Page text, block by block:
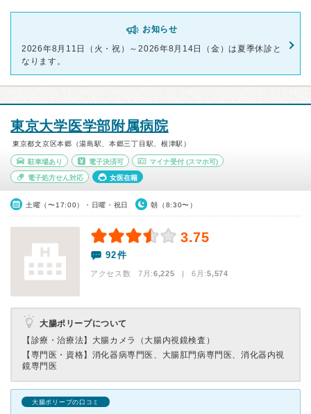
お知らせ
2026年8月11日（火・祝）～2026年8月14日（金）は夏季休診と
なります。
東京大学医学部附属病院
東京都文京区本郷（湯島駅、本郷三丁目駅、根津駅）
駐車場あり 電子決済可 マイナ受付 (スマホ可)
電子処方せん対応 女医在籍
土曜（〜17:00）・日曜・祝日 朝（8:30〜）
3.75
92件
アクセス数 7月:6,225 | 6月:5,574
大腸ポリープについて
【診療・治療法】 大腸カメラ（大腸内視鏡検査）
【専門医・資格】 消化器病専門医、大腸肛門病専門医、消化器内視
鏡専門医
大腸ポリープの口コミ